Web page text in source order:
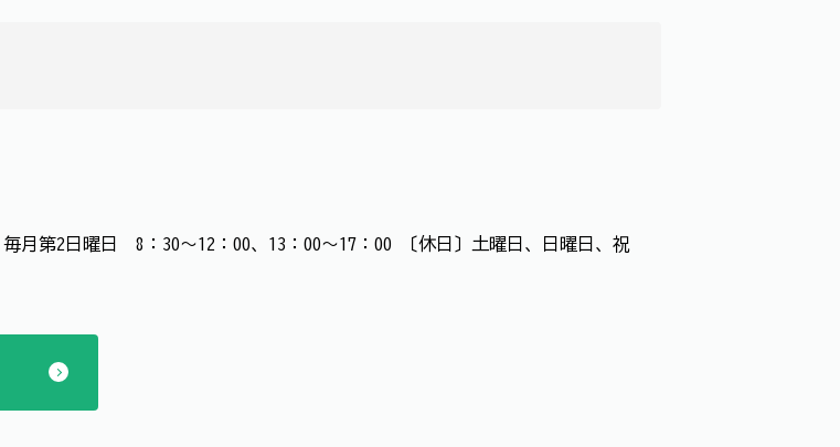
月第2日曜日 8：30～12：00、13：00～17：00 〔休日〕土曜日、日曜日、祝